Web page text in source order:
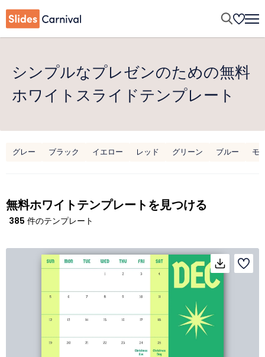
シンプルなプレゼンのための無料
ホワイトスライドテンプレート
グレー ブラック イエロー レッド グリーン ブルー モ
無料ホワイトテンプレートを見つける
385 件のテンプレート